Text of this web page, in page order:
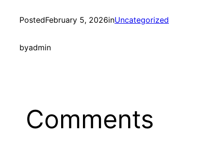
PostedFebruary 5, 2026inUncategorized
byadmin
Comments